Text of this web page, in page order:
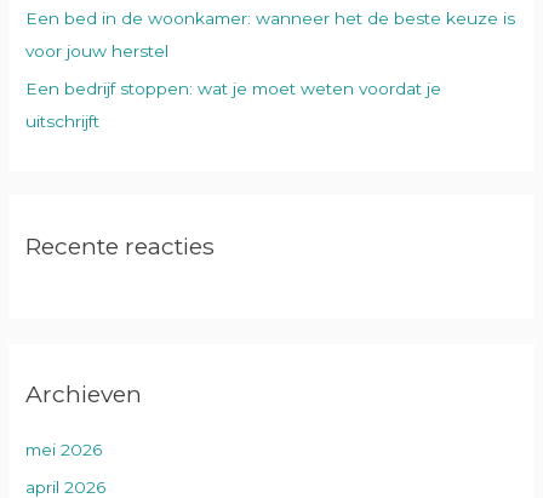
Een bed in de woonkamer: wanneer het de beste keuze is
voor jouw herstel
Een bedrijf stoppen: wat je moet weten voordat je
uitschrijft
Recente reacties
Archieven
mei 2026
april 2026